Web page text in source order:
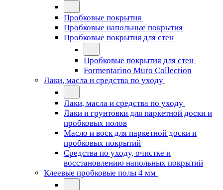
Пробковые покрытия
Пробковые напольные покрытия
Пробковые покрытия для стен
Пробковые покрытия для стен
Formentarino Muro Collection
Лаки, масла и средства по уходу
Лаки, масла и средства по уходу
Лаки и грунтовки для паркетной доски и
пробковых полов
Масло и воск для паркетной доски и
пробковых покрытий
Средства по уходу, очистке и
восстановлению напольных покрытий
Клеевые пробковые полы 4 мм